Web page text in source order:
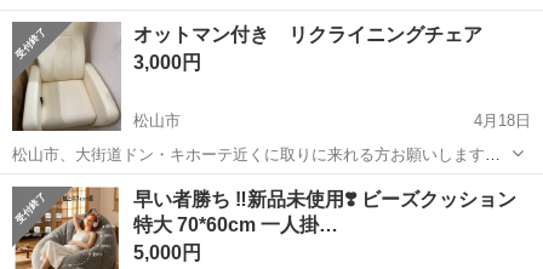
躍中！寮費無料★備品付き1R寮完備！自宅からマイカー通勤OK！無料
駐車場完備◎正社員登用制度あり！《徳島県板野郡松茂町》 人気の工
場のお仕事 ◇車載用リチウ...
徳島 その他
オットマン付き リクライニングチェア
3,000円
松山市
4月18日
松山市、大街道ドン・キホーテ近くに取りに来れる方お願いします。
他にも商品を出していますのでよかったら見てください。 よろしくお
願いします。
愛媛 松山市 ソファ リクライニング
早い者勝ち ‼️新品未使用❣️ ビーズクッション
特大 70*60cm 一人掛…
5,000円